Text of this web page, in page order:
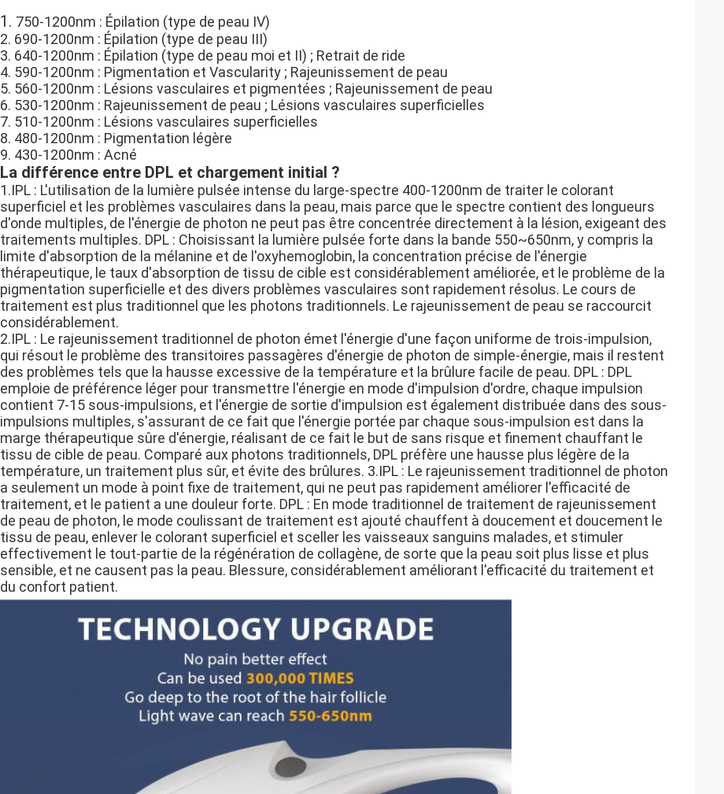
1. 750-1200nm : Épilation (type de peau IV)
2. 690-1200nm : Épilation (type de peau III)
3. 640-1200nm : Épilation (type de peau moi et II) ; Retrait de ride
4. 590-1200nm : Pigmentation et Vascularity ; Rajeunissement de peau
5. 560-1200nm : Lésions vasculaires et pigmentées ; Rajeunissement de peau
6. 530-1200nm : Rajeunissement de peau ; Lésions vasculaires superficielles
7. 510-1200nm : Lésions vasculaires superficielles
8. 480-1200nm : Pigmentation légère
9. 430-1200nm : Acné
La différence entre DPL et chargement initial ?
1.IPL : L'utilisation de la lumière pulsée intense du large-spectre 400-1200nm de traiter le colorant
superficiel et les problèmes vasculaires dans la peau, mais parce que le spectre contient des longueurs
d'onde multiples, de l'énergie de photon ne peut pas être concentrée directement à la lésion, exigeant des
traitements multiples. DPL : Choisissant la lumière pulsée forte dans la bande 550~650nm, y compris la
limite d'absorption de la mélanine et de l'oxyhemoglobin, la concentration précise de l'énergie
thérapeutique, le taux d'absorption de tissu de cible est considérablement améliorée, et le problème de la
pigmentation superficielle et des divers problèmes vasculaires sont rapidement résolus. Le cours de
traitement est plus traditionnel que les photons traditionnels. Le rajeunissement de peau se raccourcit
considérablement.
2.IPL : Le rajeunissement traditionnel de photon émet l'énergie d'une façon uniforme de trois-impulsion,
qui résout le problème des transitoires passagères d'énergie de photon de simple-énergie, mais il restent
des problèmes tels que la hausse excessive de la température et la brûlure facile de peau. DPL : DPL
emploie de préférence léger pour transmettre l'énergie en mode d'impulsion d'ordre, chaque impulsion
contient 7-15 sous-impulsions, et l'énergie de sortie d'impulsion est également distribuée dans des sous-
impulsions multiples, s'assurant de ce fait que l'énergie portée par chaque sous-impulsion est dans la
marge thérapeutique sûre d'énergie, réalisant de ce fait le but de sans risque et finement chauffant le
tissu de cible de peau. Comparé aux photons traditionnels, DPL préfère une hausse plus légère de la
température, un traitement plus sûr, et évite des brûlures. 3.IPL : Le rajeunissement traditionnel de photon
a seulement un mode à point fixe de traitement, qui ne peut pas rapidement améliorer l'efficacité de
traitement, et le patient a une douleur forte. DPL : En mode traditionnel de traitement de rajeunissement
de peau de photon, le mode coulissant de traitement est ajouté chauffent à doucement et doucement le
tissu de peau, enlever le colorant superficiel et sceller les vaisseaux sanguins malades, et stimuler
effectivement le tout-partie de la régénération de collagène, de sorte que la peau soit plus lisse et plus
sensible, et ne causent pas la peau. Blessure, considérablement améliorant l'efficacité du traitement et
du confort patient.